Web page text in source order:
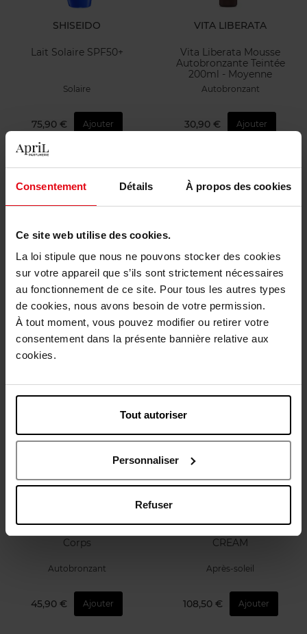
Consentement Détails À propos des cookies
Ce site web utilise des cookies.
La loi stipule que nous ne pouvons stocker des cookies
sur votre appareil que s’ils sont strictement nécessaires
au fonctionnement de ce site. Pour tous les autres types
de cookies, nous avons besoin de votre permission.
À tout moment, vous pouvez modifier ou retirer votre
consentement dans la présente bannière relative aux
cookies.
Tout autoriser
Personnaliser
Refuser
SHISEIDO
Lait Solaire SPF50+
Solaire
75,90 € Ajouter
VITA LIBERATA
Vita Liberata Mousse
Autobronzante Teintée
200ml - Moyenne
Autobronzant
30,90 € Ajouter
SENSAI
Silky Bronze Self Tanning
Body
Autobronzant
Super Soin Solaire Huile
d'Eté Corps SPF 15
Protection solaire
Corps
Autobronzant
45,90 € Ajouter
CREAM
Après-soleil
108,50 € Ajouter